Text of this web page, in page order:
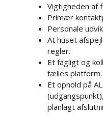
Vigtigheden af
Primær
Personale
At huset
regler.​
Et fagligt og
fælles platform.​
Et ophold på
planlagt